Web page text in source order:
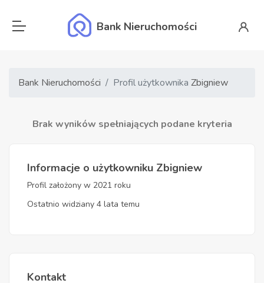
Bank Nieruchomości
Bank Nieruchomości Profil użytkownika Zbigniew
Brak wyników spełniających podane kryteria
Informacje o użytkowniku Zbigniew
Profil założony w 2021 roku
Ostatnio widziany 4 lata temu
Kontakt